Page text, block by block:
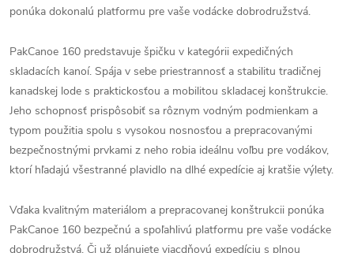
ponúka dokonalú platformu pre vaše vodácke dobrodružstvá.
PakCanoe 160 predstavuje špičku v kategórii expedičných
skladacích kanoí. Spája v sebe priestrannosť a stabilitu tradičnej
kanadskej lode s praktickosťou a mobilitou skladacej konštrukcie.
Jeho schopnosť prispôsobiť sa rôznym vodným podmienkam a
typom použitia spolu s vysokou nosnosťou a prepracovanými
bezpečnostnými prvkami z neho robia ideálnu voľbu pre vodákov,
ktorí hľadajú všestranné plavidlo na dlhé expedície aj kratšie výlety.
Vďaka kvalitným materiálom a prepracovanej konštrukcii ponúka
PakCanoe 160 bezpečnú a spoľahlivú platformu pre vaše vodácke
dobrodružstvá. Či už plánujete viacdňovú expedíciu s plnou